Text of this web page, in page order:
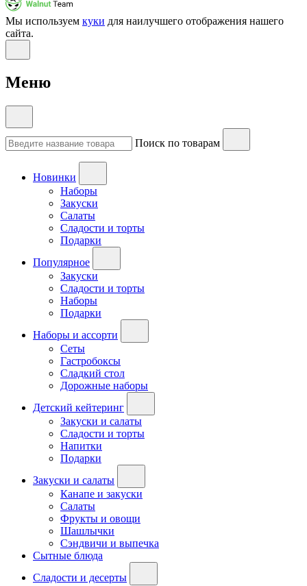
Мы используем куки для наилучшего отображения нашего
сайта.
Меню
Поиск по товарам
Новинки
Наборы
Закуски
Салаты
Сладости и торты
Подарки
Популярное
Закуски
Сладости и торты
Наборы
Подарки
Наборы и ассорти
Сеты
Гастробоксы
Сладкий стол
Дорожные наборы
Детский кейтеринг
Закуски и салаты
Сладости и торты
Напитки
Подарки
Закуски и салаты
Канапе и закуски
Салаты
Фрукты и овощи
Шашлычки
Сэндвичи и выпечка
Сытные блюда
Сладости и десерты